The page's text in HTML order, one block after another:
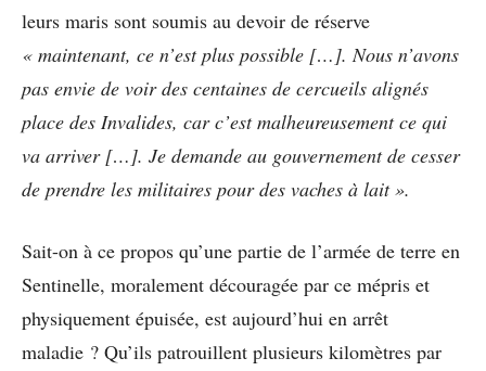
leurs maris sont soumis au devoir de réserve
« maintenant, ce n’est plus possible […]. Nous n’avons
pas envie de voir des centaines de cercueils alignés
place des Invalides, car c’est malheureusement ce qui
va arriver […]. Je demande au gouvernement de cesser
de prendre les militaires pour des vaches à lait ».
Sait-on à ce propos qu’une partie de l’armée de terre en
Sentinelle, moralement découragée par ce mépris et
physiquement épuisée, est aujourd’hui en arrêt
maladie ? Qu’ils patrouillent plusieurs kilomètres par